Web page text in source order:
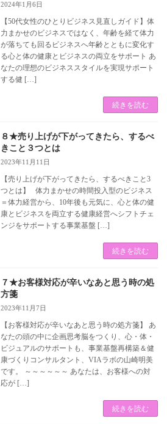
2024年1月6日
【50代女性のひとりビジネス見直しガイド】体
力まかせのビジネスではなく、年齢を経て体力
が落ちても回るビジネスへ年齢とともに変化す
る心と体の健康とビジネスの両立をサポート あ
なたの理想のビジネススタイルを実現サポート
する健 […]
続きを読む
８★売り上げが下がってきたら、するべ
きこと３つとは
2023年11月11日
【売り上げが下がってきたら、するべきこと3
つとは】 体力まかせの時間投入型のビジネス
＝体力経営から、10年後も元気に、心と体の健
康とビジネスを両立する健康経営へシフトチェ
ンジをサポートする事業基盤 […]
続きを読む
７★お客様対応が辛いなあと思う時の処
方箋
2023年11月7日
【お客様対応が辛いなあと思う時の処方箋】 あ
なたの頭の中に企画思考脳をつくり、心・体・
ビジュアルのサポートも、事業基盤再構築＆健
康づくりコンサルタント、VIAラボの山崎明美
です。 ～～～～～～ あなたは、お客様への対
応が […]
続きを読む